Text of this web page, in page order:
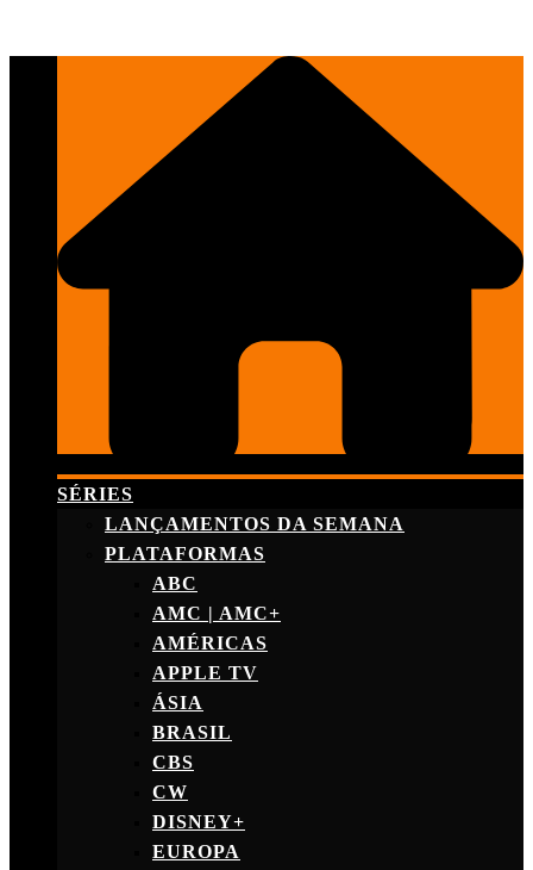
SÉRIES
LANÇAMENTOS DA SEMANA
PLATAFORMAS
ABC
AMC | AMC+
AMÉRICAS
APPLE TV
ÁSIA
BRASIL
CBS
CW
DISNEY+
EUROPA